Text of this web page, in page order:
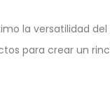
la versatilidad
para crear un